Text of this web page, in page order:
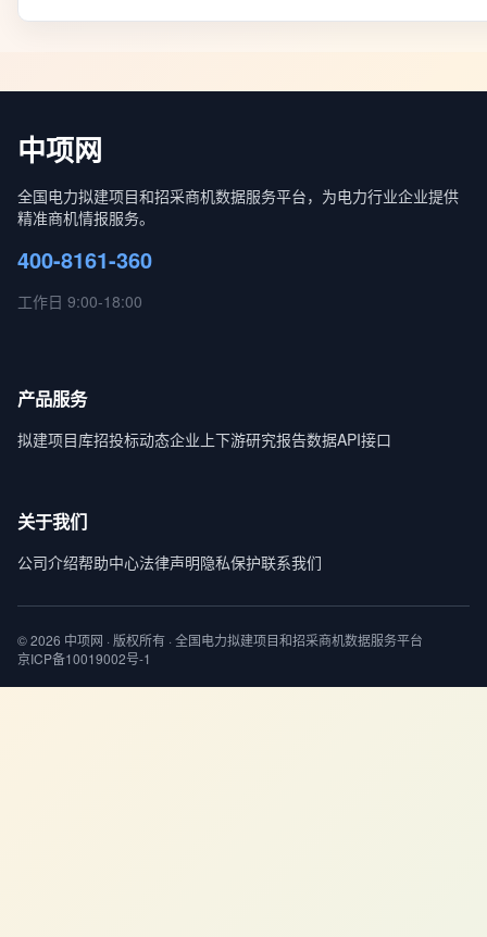
中项网
全国电力拟建项目和招采商机数据服务平台，为电力行业企业提供
精准商机情报服务。
400-8161-360
工作日 9:00-18:00
产品服务
拟建项目库招投标动态企业上下游研究报告数据API接口
关于我们
公司介绍帮助中心法律声明隐私保护联系我们
© 2026 中项网 · 版权所有 · 全国电力拟建项目和招采商机数据服务平台
京ICP备10019002号-1